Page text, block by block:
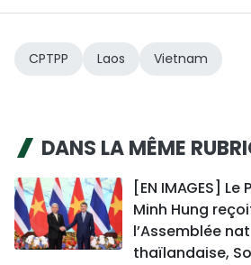
CPTPP Laos Vietnam
DANS LA MÊME
[EN IMAGES]
Minh Hung
l’Assemblée
thaïlandaise,